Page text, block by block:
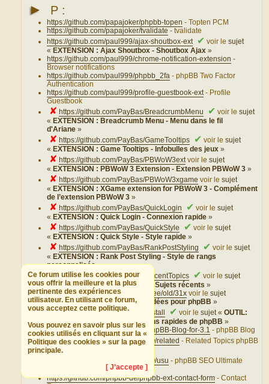
► P :
https://github.com/papajoker/phpbb-topen - Topten PCM
https://github.com/papajoker/tvalidate - tvalidate
https://github.com/paul999/ajax-shoutbox-ext
✔ voir lesujet
« EXTENSION : Ajax Shoutbox - Shoutbox Ajax»
https://github.com/paul999/chrome-notification-extension -
Browser notifications
https://github.com/paul999/phpbb_2fa - phpBB Two Factor
Authentication
https://github.com/paul999/profile-guestbook-ext - Profile
Guestbook
✘ https://github.com/PayBas/BreadcrumbMenu ✔ voir lesujet
« EXTENSION : Breadcrumb Menu - Menu dans le fil
d'Ariane»
✘ https://github.com/PayBas/GameTooltips ✔ voir lesujet
« EXTENSION : Game Tooltips - Infobulles des jeux»
✘ https://github.com/PayBas/PBWoW3ext voir lesujet
« EXTENSION : PBWoW 3 Extension - Extension PBWoW 3»
✘ https://github.com/PayBas/PBWoW3xgame voir lesujet
« EXTENSION : XGame extension for PBWoW 3 - Complément
de l’extension PBWoW 3»
✘ https://github.com/PayBas/QuickLogin ✔ voir lesujet
« EXTENSION : Quick Login - Connexion rapide»
✘ https://github.com/PayBas/QuickStyle ✔ voir lesujet
« EXTENSION : Quick Style - Style rapide»
✘ https://github.com/PayBas/RankPostStyling ✔ voir lesujet
« EXTENSION : Rank Post Styling - Style de rangs
personnalisés»
✘ https://github.com/PayBas/RecentTopics ✔ voir lesujet
«EXTENSION : Recent Topics - Sujets récents»
https://github.com/phpbb/ideas/tree/old/31x voir lesujet
«EXTENSION : phpBB Ideas - Idées pour phpBB»
https://github.com/phpbb/quickinstall
✔ voir lesujet « OUTIL:
phpBB QuickInstall - Installations rapides de phpBB»
https://github.com/phpBB-Blog/phpBB-Blog-for-3.1 - phpBB Blog
✘ https://github.com/phpBBSEO/related - Related Topics phpBB
SEO
https://github.com/phpBBSEO/usu - phpBB SEO Ultimate
https://github.com/phpbb-de/phpbb-ext-contact-form - Contact
Ce forum utilise les cookies pour
vous offrir la meilleure et la plus
pertinente des expériences
utilisateur. En utilisant ce forum,
vous acceptez cette politique.
Vous pouvez en savoir plus sur les
cookies utilisés en cliquant sur la «
Politique des cookies » sur la page
principale.
[ J’accepte ]